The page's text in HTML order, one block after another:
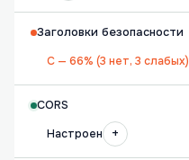
Заголовки безопасности
C — 66% (3 нет, 3 слабых)
CORS
Настроен
+